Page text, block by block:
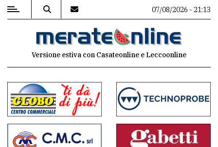
MENU
commenti
Contenuti
del
07/08/2026 - 21:13
Versione estiva con Casateonline e Leccoonline